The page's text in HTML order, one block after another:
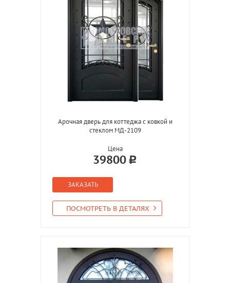
Арочная дверь для коттеджа с ковкой и
стеклом МД-2109
Цена
39800
ЗАКАЗАТЬ
ПОСМОТРЕТЬ В ДЕТАЛЯХ